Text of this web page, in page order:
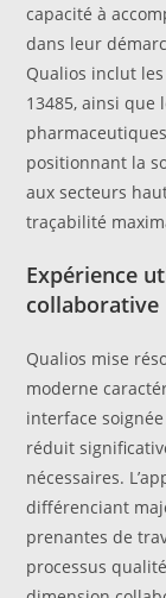
capacité à
dans leur
Qualios inclut les
13485, ainsi que
positionnant la
aux secteurs
traçabilité
Expérience
collaborative
Qualios mise
moderne
interface
réduit
nécessaires.
différenciant
prenantes de
processus